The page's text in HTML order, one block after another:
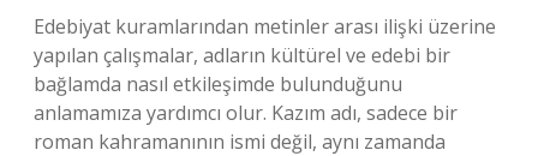
Edebiyat kuramlarından metinler arası ilişki üzerine
yapılan çalışmalar, adların kültürel ve edebi bir
bağlamda nasıl etkileşimde bulunduğunu
anlamamıza yardımcı olur. Kazım adı, sadece bir
roman kahramanının ismi değil, aynı zamanda